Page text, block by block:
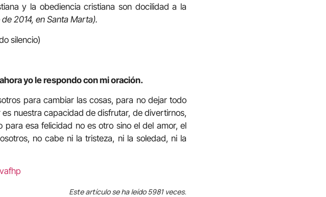
y la obediencia cristiana son docilidad a la
2014, en Santa Marta).
silencio)
yo le respondo con mi oración.
para cambiar las cosas, para no dejar todo
nuestra capacidad de disfrutar, de divertirnos,
esa felicidad no es otro sino el del amor, el
no cabe ni la tristeza, ni la soledad, ni la
Este artículo se ha leído 5981 veces.